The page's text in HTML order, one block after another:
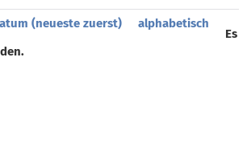
(neueste zuerst)
alphabetisch
Es